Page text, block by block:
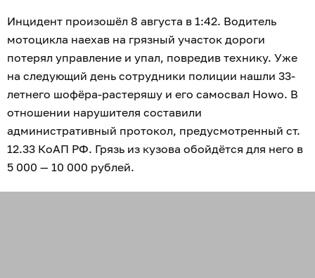
Инцидент произошёл 8 августа в 1:42. Водитель
мотоцикла наехав на грязный участок дороги
потерял управление и упал, повредив технику. Уже
на следующий день сотрудники полиции нашли 33-
летнего шофёра-растеряшу и его самосвал Howo. В
отношении нарушителя составили
административный протокол, предусмотренный ст.
12.33 КоАП РФ. Грязь из кузова обойдётся для него в
5 000 — 10 000 рублей.